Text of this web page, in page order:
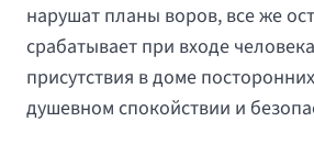
нарушат планы воров, все же
срабатывает при входе
присутствия в доме
душевном спокойствии и